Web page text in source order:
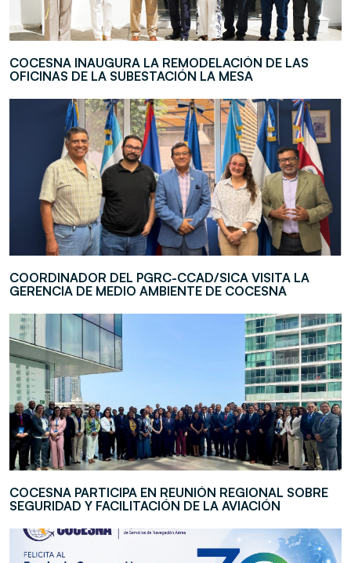
COCESNA INAUGURA LA REMODELACIÓN DE LAS
OFICINAS DE LA SUBESTACIÓN LA MESA
COORDINADOR DEL PGRC-CCAD/SICA VISITA LA
GERENCIA DE MEDIO AMBIENTE DE COCESNA
COCESNA PARTICIPA EN REUNIÓN REGIONAL SOBRE
SEGURIDAD Y FACILITACIÓN DE LA AVIACIÓN